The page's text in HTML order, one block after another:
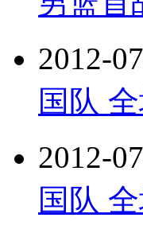
2012-
国队
2012-
国队